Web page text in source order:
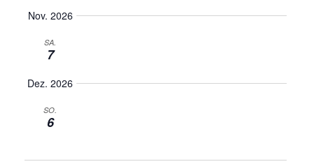
Nov. 2026
SA.
7
Dez. 2026
SO.
6